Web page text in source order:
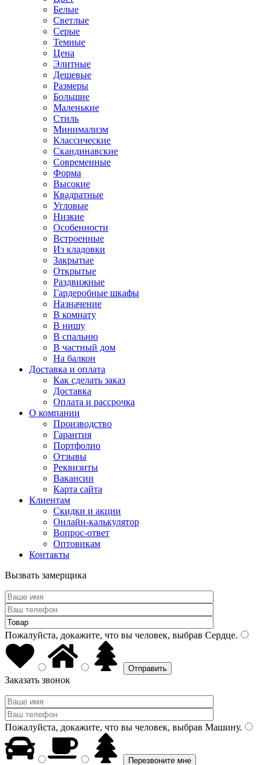
Белые
Светлые
Серые
Темные
Цена
Элитные
Дешевые
Размеры
Большие
Маленькие
Стиль
Минимализм
Классические
Скандинавские
Современные
Форма
Высокие
Квадратные
Угловые
Низкие
Особенности
Встроенные
Из кладовки
Закрытые
Открытые
Раздвижные
Гардеробные шкафы
Назначение
В комнату
В нишу
В спальню
В частный дом
На балкон
Доставка и оплата
Как сделать заказ
Доставка
Оплата и рассрочка
О компании
Производство
Гарантия
Портфолио
Отзывы
Реквизиты
Вакансии
Карта сайта
Клиентам
Скидки и акции
Онлайн-калькулятор
Вопрос-ответ
Оптовикам
Контакты
Вызвать замерщика
Пожалуйста, докажите, что вы человек, выбрав Сердце.
Заказать звонок
Пожалуйста, докажите, что вы человек, выбрав Машину.